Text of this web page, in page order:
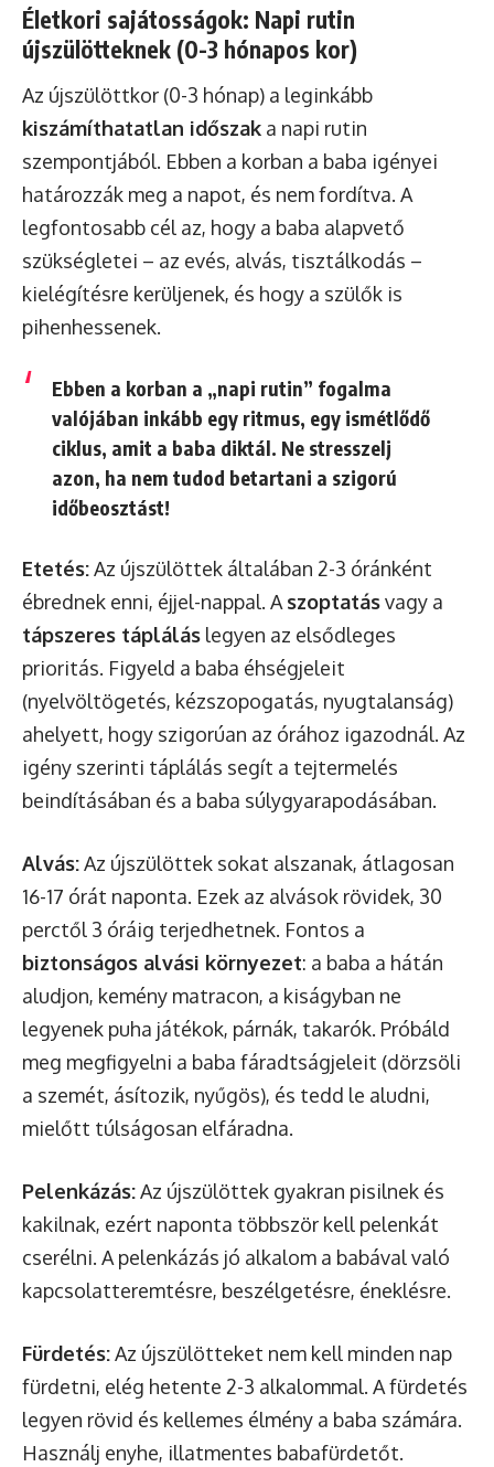
Életkori sajátosságok: Napi rutin
újszülötteknek (0-3 hónapos kor)
Az újszülöttkor (0-3 hónap) a leginkább
kiszámíthatatlan időszak a napi rutin
szempontjából. Ebben a korban a baba igényei
határozzák meg a napot, és nem fordítva. A
legfontosabb cél az, hogy a baba alapvető
szükségletei – az evés, alvás, tisztálkodás –
kielégítésre kerüljenek, és hogy a szülők is
pihenhessenek.
Ebben a korban a „napi rutin” fogalma
valójában inkább egy ritmus, egy ismétlődő
ciklus, amit a baba diktál. Ne stresszelj
azon, ha nem tudod betartani a szigorú
időbeosztást!
Etetés:Az újszülöttek általában 2-3 óránként
ébrednek enni, éjjel-nappal. A szoptatásvagy a
tápszeres táplálás legyen az elsődleges
prioritás. Figyeld a baba éhségjeleit
(nyelvöltögetés, kézszopogatás, nyugtalanság)
ahelyett, hogy szigorúan az órához igazodnál. Az
igény szerinti táplálás segít a tejtermelés
beindításában és a baba súlygyarapodásában.
Alvás:Az újszülöttek sokat alszanak, átlagosan
16-17 órát naponta. Ezek az alvások rövidek, 30
perctől 3 óráig terjedhetnek. Fontos a
biztonságos alvási környezet: a baba a hátán
aludjon, kemény matracon, a kiságyban ne
legyenek puha játékok, párnák, takarók. Próbáld
meg megfigyelni a baba fáradtságjeleit (dörzsöli
a szemét, ásítozik, nyűgös), és tedd le aludni,
mielőtt túlságosan elfáradna.
Pelenkázás:Az újszülöttek gyakran pisilnek és
kakilnak, ezért naponta többször kell pelenkát
cserélni. A pelenkázás jó alkalom a babával való
kapcsolatteremtésre, beszélgetésre, éneklésre.
Fürdetés:Az újszülötteket nem kell minden nap
fürdetni, elég hetente 2-3 alkalommal. A fürdetés
legyen rövid és kellemes élmény a baba számára.
Használj enyhe, illatmentes babafürdetőt.